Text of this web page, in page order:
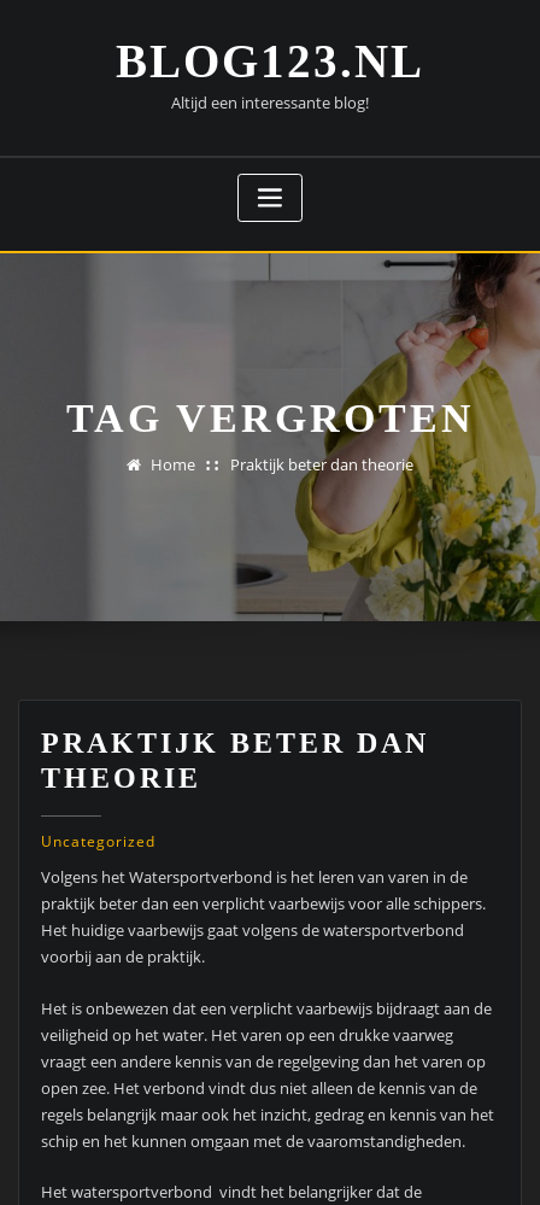
BLOG123.NL
Altijd een interessante blog!
TAG VERGROTEN
Home Praktijk beter dan theorie
PRAKTIJK BETER DAN
THEORIE
Uncategorized
Volgens het Watersportverbond is het leren van varen in de
praktijk beter dan een verplicht vaarbewijs voor alle schippers.
Het huidige vaarbewijs gaat volgens de watersportverbond
voorbij aan de praktijk.
Het is onbewezen dat een verplicht vaarbewijs bijdraagt aan de
veiligheid op het water. Het varen op een drukke vaarweg
vraagt een andere kennis van de regelgeving dan het varen op
open zee. Het verbond vindt dus niet alleen de kennis van de
regels belangrijk maar ook het inzicht, gedrag en kennis van het
schip en het kunnen omgaan met de vaaromstandigheden.
Het watersportverbond vindt het belangrijker dat de